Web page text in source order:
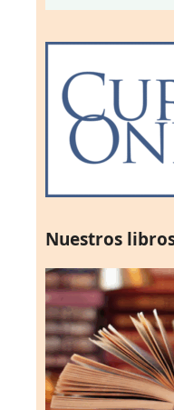
Nuestros